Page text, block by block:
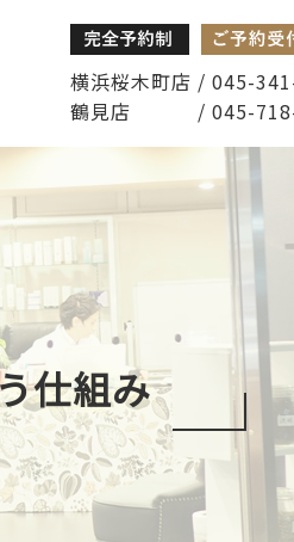
横浜桜木町店 / 045-
鶴見店 / 045-718-
仕組み